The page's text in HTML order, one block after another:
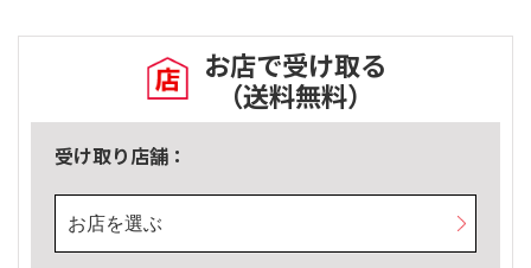
お店で受け取る
（送料無料）
受け取り店舗：
お店を選ぶ